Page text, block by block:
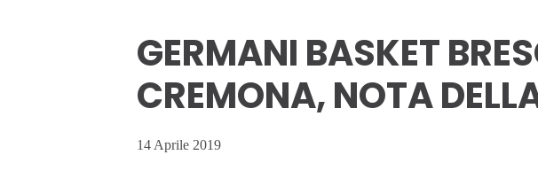
GERMANI BASKET
CREMONA, NOTA
14 Aprile 2019